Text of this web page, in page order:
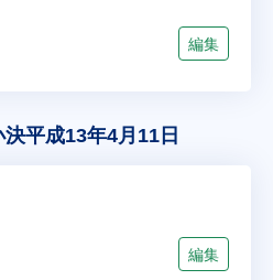
編集
平成13年4月11日
編集